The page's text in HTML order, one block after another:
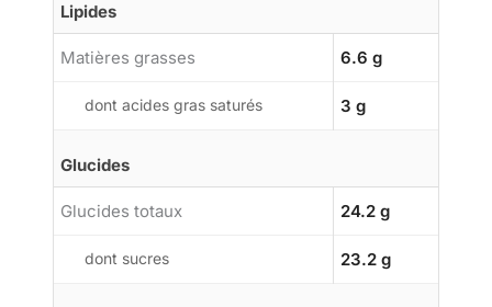
Lipides
Matières grasses 6.6 g
dont acides gras saturés 3 g
Glucides
Glucides totaux 24.2 g
dont sucres 23.2 g